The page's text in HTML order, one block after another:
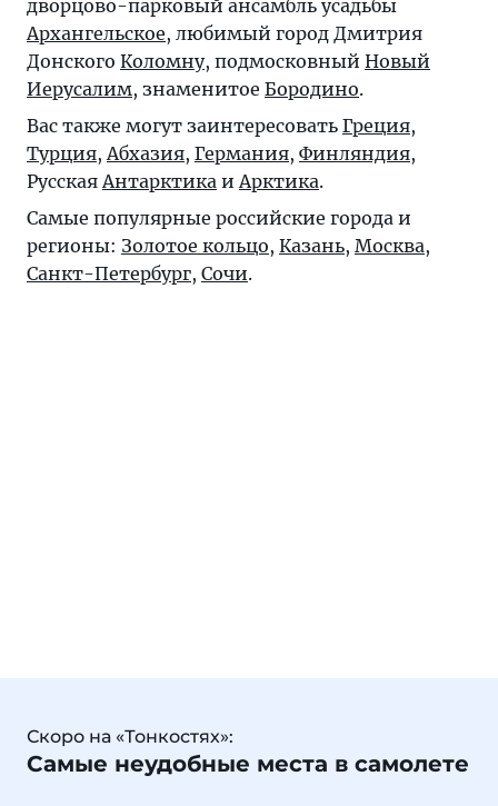
дворцово-парковый ансамбль усадьбы
Архангельское, любимый город Дмитрия
Донского Коломну, подмосковный Новый
Иерусалим, знаменитое Бородино.
Вас также могут заинтересовать Греция,
Турция, Абхазия, Германия, Финляндия,
Русская Антарктика и Арктика.
Самые популярные российские города и
регионы: Золотое кольцо, Казань, Москва,
Санкт-Петербург, Сочи.
Скоро на «Тонкостях»:
Самые неудобные места в самолете